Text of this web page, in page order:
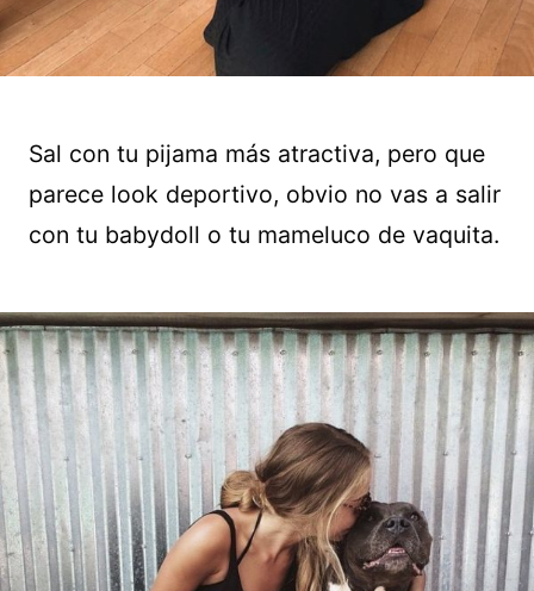
Sal con tu pijama más atractiva, pero que
parece look deportivo, obvio no vas a salir
con tu babydoll o tu mameluco de vaquita.